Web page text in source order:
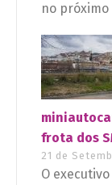
no próximo
frota dos
21 de
O